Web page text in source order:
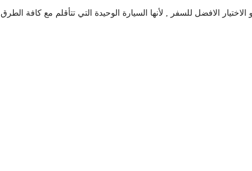
الاختيار الافضل للسفر , لأنها السيارة الوحيدة التي تتأقلم مع كافة الطرق